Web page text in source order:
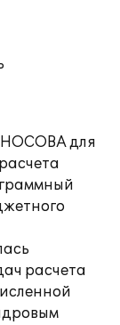
для
расчета